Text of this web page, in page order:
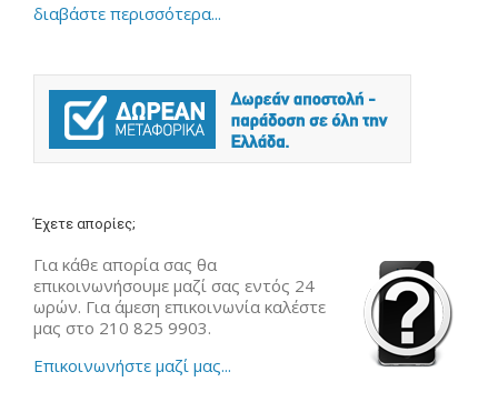
διαβάστε περισσότερα...
Έχετε απορίες;
Για κάθε απορία σας θα
επικοινωνήσουμε μαζί σας εντός 24
ωρών. Για άμεση επικοινωνία καλέστε
μας στο 210 825 9903.
Επικοινωνήστε μαζί μας...